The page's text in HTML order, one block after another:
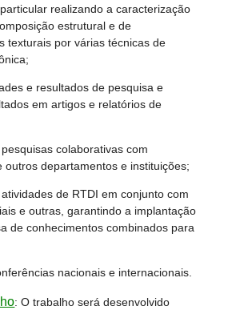
realizando a caracterização
estrutural e de
texturais por várias técnicas de
e resultados de pesquisa e
em artigos e relatórios de
colaborativas com
outros departamentos e instituições;
de RTDI em conjunto com
e outras, garantindo a implantação
de conhecimentos combinados para
nacionais e internacionais.
:O trabalho será desenvolvido